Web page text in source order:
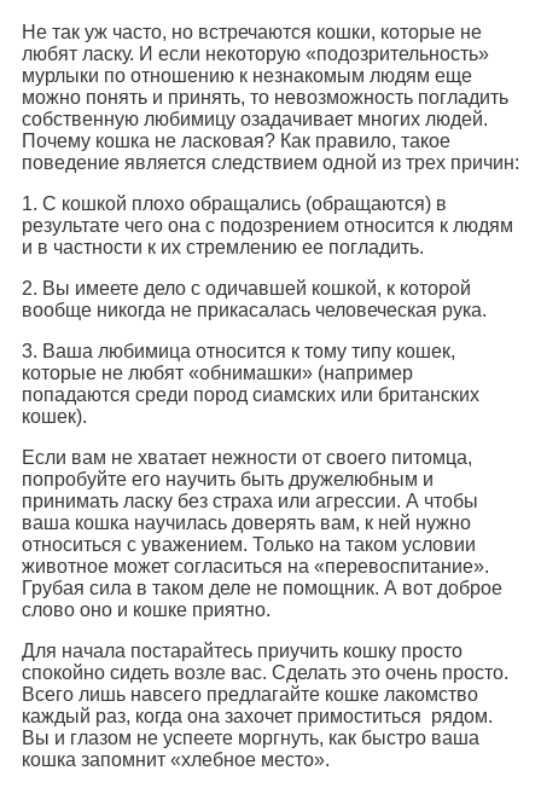
Не так уж часто, но встречаются кошки, которые не
любят ласку. И если некоторую «подозрительность»
мурлыки по отношению к незнакомым людям еще
можно понять и принять, то невозможность погладить
собственную любимицу озадачивает многих людей.
Почему кошка не ласковая? Как правило, такое
поведение является следствием одной из трех причин:
1. С кошкой плохо обращались (обращаются) в
результате чего она с подозрением относится к людям
и в частности к их стремлению ее погладить.
2. Вы имеете дело с одичавшей кошкой, к которой
вообще никогда не прикасалась человеческая рука.
3. Ваша любимица относится к тому типу кошек,
которые не любят «обнимашки» (например
попадаются среди пород сиамских или британских
кошек).
Если вам не хватает нежности от своего питомца,
попробуйте его научить быть дружелюбным и
принимать ласку без страха или агрессии. А чтобы
ваша кошка научилась доверять вам, к ней нужно
относиться с уважением. Только на таком условии
животное может согласиться на «перевоспитание».
Грубая сила в таком деле не помощник. А вот доброе
слово оно и кошке приятно.
Для начала постарайтесь приучить кошку просто
спокойно сидеть возле вас. Сделать это очень просто.
Всего лишь навсего предлагайте кошке лакомство
каждый раз, когда она захочет примоститься рядом.
Вы и глазом не успеете моргнуть, как быстро ваша
кошка запомнит «хлебное место».